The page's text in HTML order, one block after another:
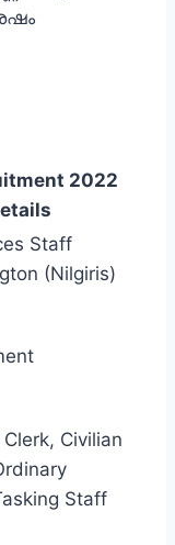
2022
Staff
(Nilgiris)
Civilian
Staff